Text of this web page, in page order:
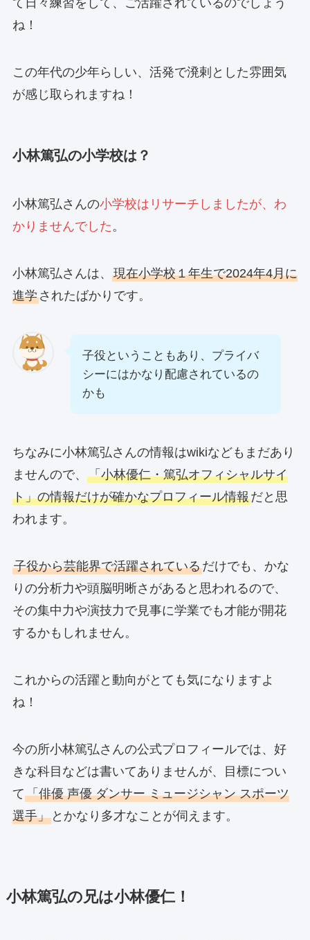
て日々練習をして、ご活躍されているのでしょう
ね！
この年代の少年らしい、活発で溌剌とした雰囲気
が感じ取られますね！
小林篤弘の小学校は？
小林篤弘さんの小学校はリサーチしましたが、わ
かりませんでした 。
小林篤弘さんは、 現在小学校１年生で2024年4月に
進学されたばかりです。
子役ということもあり、プライバ
シーにはかなり配慮されているの
かも
ちなみに小林篤弘さんの情報はwikiなどもまだあり
ませんので、 「小林優仁・篤弘オフィシャルサイ
ト」の情報だけが確かなプロフィール情報だと思
われます。
子役から芸能界で活躍されているだけでも、かな
りの分析力や頭脳明晰さがあると思われるので、
その集中力や演技力で見事に学業でも才能が開花
するかもしれません。
これからの活躍と動向がとても気になりますよ
ね！
今の所小林篤弘さんの公式プロフィールでは、好
きな科目などは書いてありませんが、目標につい
て「俳優 声優 ダンサー ミュージシャン スポーツ
選手」とかなり多才なことが伺えます。
小林篤弘の兄は小林優仁！